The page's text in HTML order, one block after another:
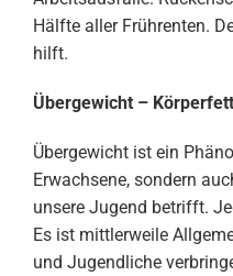
Hälfte aller Frührenten.
hilft.
Übergewicht –
Übergewicht ist ein
Erwachsene, sondern
unsere Jugend betrifft.
Es ist mittlerweile
und Jugendliche